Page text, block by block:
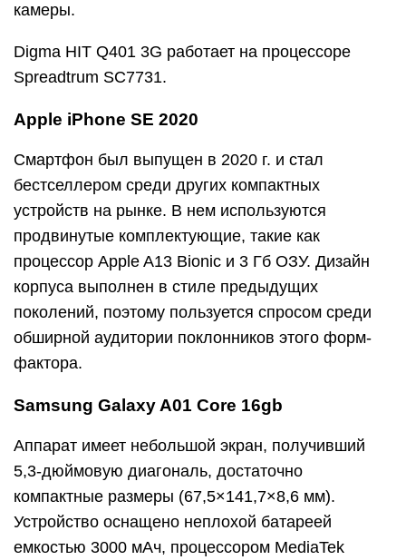
камеры.
Digma HIT Q401 3G работает на процессоре
Spreadtrum SC7731.
Apple iPhone SE 2020
Смартфон был выпущен в 2020 г. и стал
бестселлером среди других компактных
устройств на рынке. В нем используются
продвинутые комплектующие, такие как
процессор Apple A13 Bionic и 3 Гб ОЗУ. Дизайн
корпуса выполнен в стиле предыдущих
поколений, поэтому пользуется спросом среди
обширной аудитории поклонников этого форм-
фактора.
Samsung Galaxy A01 Core 16gb
Аппарат имеет небольшой экран, получивший
5,3-дюймовую диагональ, достаточно
компактные размеры (67,5×141,7×8,6 мм).
Устройство оснащено неплохой батареей
емкостью 3000 мАч, процессором MediaTek